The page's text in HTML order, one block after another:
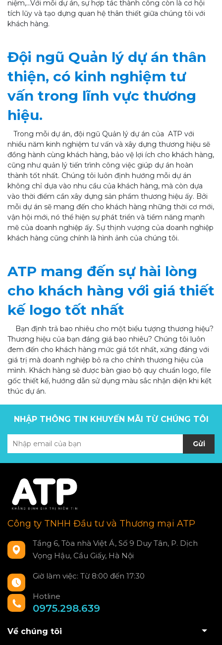
niệm,…Với mỗi dự án, sự hợp tác thành công còn là cơ hội
tích lũy và tạo dựng quan hệ thân thiết giữa chúng tôi với
khách hàng.
Đội ngũ Quản lý dự án thân
thiện, có kinh nghiệm tư
vấn trong lĩnh vực thương
hiệu.
Trong mỗi dự án, đội ngũ Quản lý dự án của ATP với
nhiều năm kinh nghiệm tư vấn và xây dựng thương hiệu sẽ
đồng hành cùng khách hàng, bảo vệ lợi ích cho khách hàng,
cũng như quản lý tiến trình công việc giúp dự án hoàn
thành tốt nhất. Chúng tôi luôn định hướng mỗi dự án
không chỉ dựa vào nhu cầu của khách hàng, mà còn dựa
vào thời điểm cần xây dựng sản phẩm thương hiệu ấy. Bởi
mỗi dự án sẽ mang đến cho khách hàng những thời cơ mới,
vận hội mới, nó thể hiện sự phát triển và tiềm năng mạnh
mẽ của doanh nghiệp ấy. Sự thịnh vượng của doanh nghiệp
khách hàng cũng chính là hình ảnh của chúng tôi.
ATP mang đến sự hài lòng
cho khách hàng với giá thiết
kế logo tốt nhất
Bạn định trả bao nhiêu cho một biểu tượng thương hiệu?
Thương hiệu của bạn đáng giá bao nhiêu? Chúng tôi luôn
đem đến cho khách hàng mức giá tốt nhất, xứng đáng với
giá trị mà doanh nghiệp bỏ ra cho chính thương hiệu của
mình. Khách hàng sẽ được bàn giao bộ quy chuẩn logo, file
gốc thiết kế, hướng dẫn sử dụng màu sắc nhận diện khi kết
thúc dự án.
NHẬP THÔNG TIN KHUYẾN MÃI TỪ CHÚNG TÔI
Gửi
Công ty TNHH Đầu tư và Thương mại ATP
Tầng 6, Tòa nhà Việt Á, Số 9 Duy Tân, P. Dịch
Vọng Hậu, Cầu Giấy, Hà Nội
Giờ làm việc: Từ 8:00 đến 17:30
Hotline
0975.298.639
Về chúng tôi